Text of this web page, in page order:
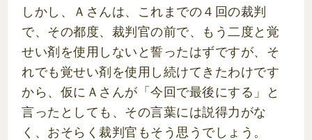
しかし、Ａさんは、これまでの４回の裁判
で、その都度、裁判官の前で、もう二度と覚
せい剤を使用しないと誓ったはずですが、そ
れでも覚せい剤を使用し続けてきたわけです
から、仮にＡさんが「今回で最後にする」と
言ったとしても、その言葉には説得力がな
く、おそらく裁判官もそう思うでしょう。